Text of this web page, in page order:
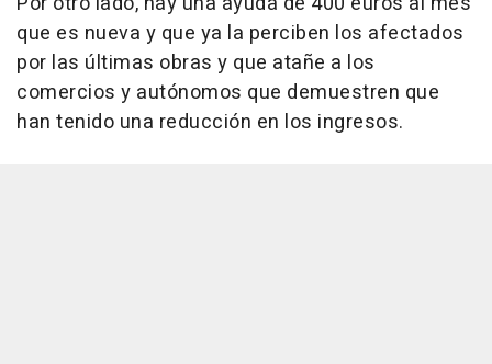
que es nueva y que ya la perciben los afectados
por las últimas obras y que atañe a los
comercios y autónomos que demuestren que
han tenido una reducción en los ingresos.